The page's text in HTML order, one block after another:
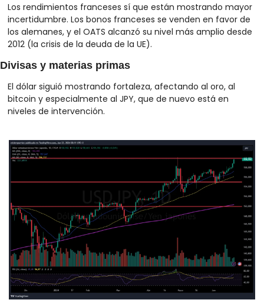
Los rendimientos franceses sí que están mostrando mayor
incertidumbre. Los bonos franceses se venden en favor de
los alemanes, y el OATS alcanzó su nivel más amplio desde
2012 (la crisis de la deuda de la UE).
Divisas y materias primas
El dólar siguió mostrando fortaleza, afectando al oro, al
bitcoin y especialmente al JPY, que de nuevo está en
niveles de intervención.